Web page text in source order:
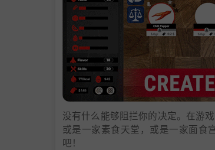
没有什么能够阻拦你的决定。在游
或是一家素食天堂，或是一家面食
吧！